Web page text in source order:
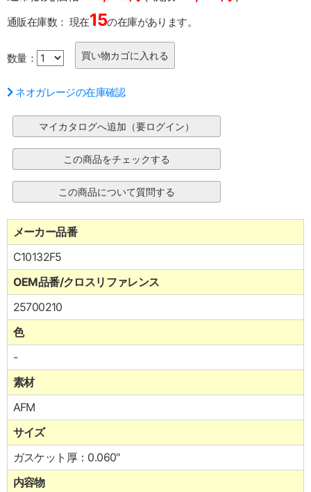
通販在庫数： 現在15の在庫があります。
数量：
ネオガレージの在庫確認
メーカー品番
C10132F5
OEM品番/クロスリファレンス
25700210
色
-
素材
AFM
サイズ
ガスケット厚：0.060"
内容物